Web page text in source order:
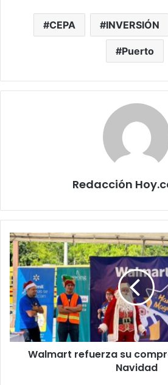
CEPA INVERSIÓN
Puerto
Redacción
Walmart
refuerza
su
compromiso
social
en
Navidad
Walmart refuerza su
Navidad